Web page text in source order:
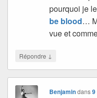
pourquoi je
be blood…
vue et
Répondre ↓
Benjamindans